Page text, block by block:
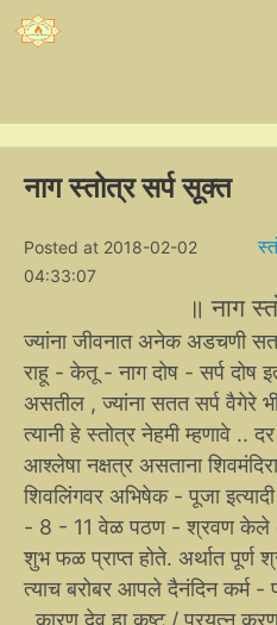
नाग स्तोत्र सर्प सूक्त
Posted at 2018-02-02
04:33:07
॥ नाग
ज्यांना जीवनात अनेक अडचणी
राहू - केतू - नाग दोष - सर्प दोष
असतील , ज्यांना सतत सर्प वैगेरे
त्यानी हे स्तोत्र नेहमी म्हणावे ..
आश्लेषा नक्षत्र असताना
शिवलिंगवर अभिषेक - पूजा
- 8 - 11 वेळ पठण - श्रवण केले
शुभ फळ प्राप्त होते. अर्थात पूर्ण
त्याच बरोबर आपले दैनंदिन कर्म -
, कारण देव हा कष्ट / प्रयत्न